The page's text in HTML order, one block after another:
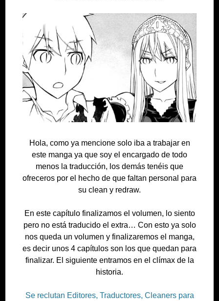
Hola, como ya mencione solo iba a trabajar en
este manga ya que soy el encargado de todo
menos la traducción, los demás tenéis que
ofreceros por el hecho de que faltan personal para
su clean y redraw.
En este capítulo finalizamos el volumen, lo siento
pero no está traducido el extra… Con esto ya solo
nos queda un volumen y finalizaremos el manga,
es decir unos 4 capítulos son los que quedan para
finalizar. El siguiente entramos en el clímax de la
historia.
Se reclutan Editores, Traductores, Cleaners para